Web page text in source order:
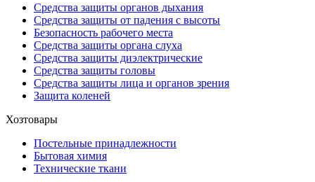
Средства защиты органов дыхания
Средства защиты от падения с высоты
Безопасность рабочего места
Средства защиты органа слуха
Средства защиты диэлектрические
Средства защиты головы
Средства защиты лица и органов зрения
Защита коленей
Хозтовары
Постельные принадлежности
Бытовая химия
Технические ткани